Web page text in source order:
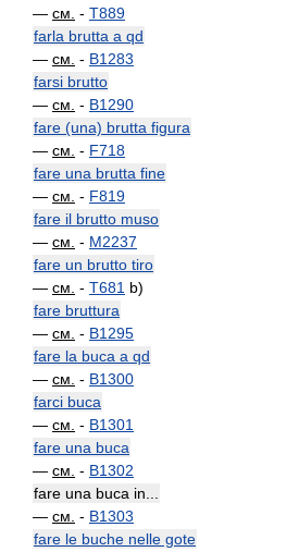
— см. - T889
farla brutta a qd
— см. - B1283
farsi brutto
— см. - B1290
fare (una) brutta figura
— см. - F718
fare una brutta fine
— см. - F819
fare il brutto muso
— см. - M2237
fare un brutto tiro
— см. - T681 b)
fare bruttura
— см. - B1295
fare la buca a qd
— см. - B1300
farci buca
— см. - B1301
fare una buca
— см. - B1302
fare una buca in...
— см. - B1303
fare le buche nelle gote